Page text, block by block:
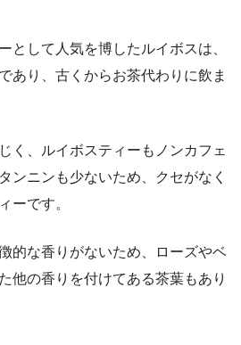
として人気を博したルイボスは、
あり、古くからお茶代わりに飲ま
く、ルイボスティーもノンカフェ
ンニンも少ないため、クセがなく
ーです。
的な香りがないため、ローズやベ
他の香りを付けてある茶葉もあり